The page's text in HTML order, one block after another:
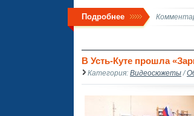
Подробнее
В Усть-Куте прошла
Категория: Видеосюжеты /